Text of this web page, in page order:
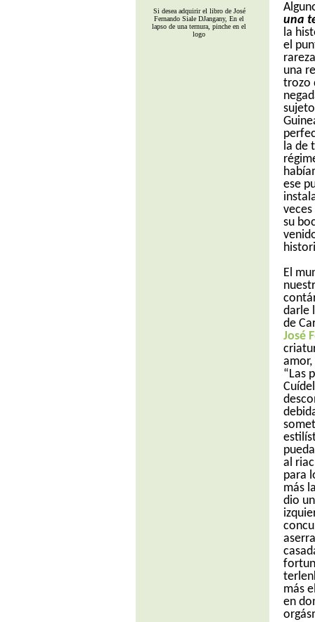
Si desea adquirir el libro de José
Fernando Siale DJangany, En el
lapso de una ternura, pinche en el
logo
una
la
el
una
trozo
la de
ese
su
El
darle
de
José
“Las
al
para
más
dio
más
en